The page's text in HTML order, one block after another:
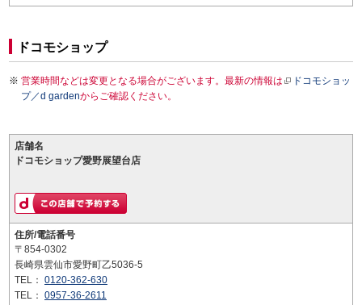
ドコモショップ
営業時間などは変更となる場合がございます。最新の情報は
ドコモショッ
プ／d gardenからご確認ください。
店舗名
ドコモショップ愛野展望台店
住所/電話番号
〒854-0302
長崎県雲仙市愛野町乙5036-5
TEL： 0120-362-630
TEL： 0957-36-2611